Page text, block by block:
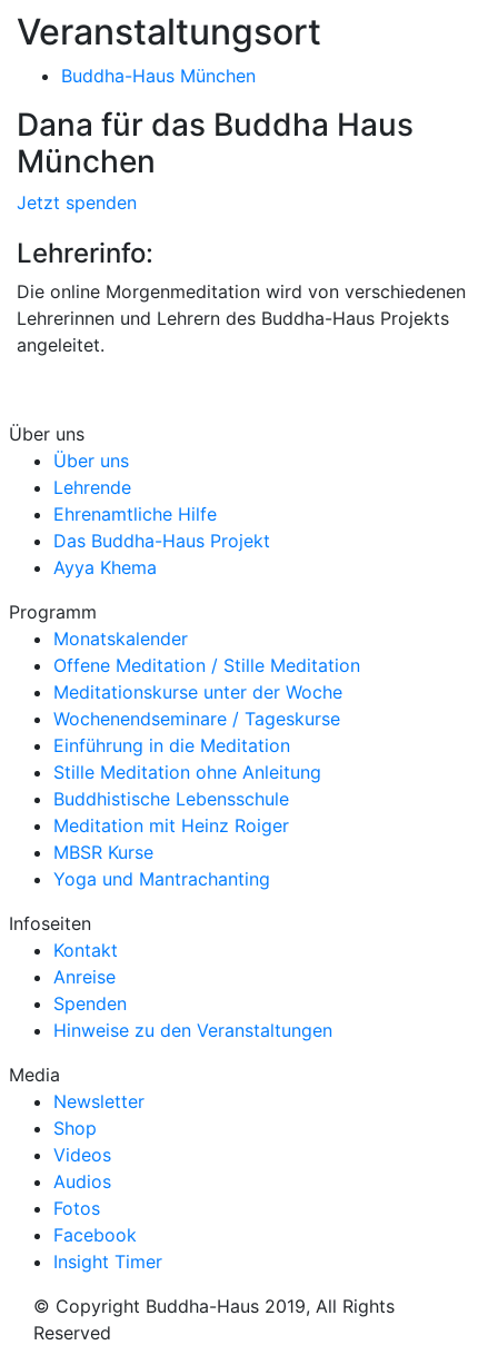
Veranstaltungsort
Buddha-Haus München
Dana für das Buddha Haus
München
Jetzt spenden
Lehrerinfo:
Die online Morgenmeditation wird von verschiedenen
Lehrerinnen und Lehrern des Buddha-Haus Projekts
angeleitet.
Über uns
Über uns
Lehrende
Ehrenamtliche Hilfe
Das Buddha-Haus Projekt
Ayya Khema
Programm
Monatskalender
Offene Meditation / Stille Meditation
Meditationskurse unter der Woche
Wochenendseminare / Tageskurse
Einführung in die Meditation
Stille Meditation ohne Anleitung
Buddhistische Lebensschule
Meditation mit Heinz Roiger
MBSR Kurse
Yoga und Mantrachanting
Infoseiten
Kontakt
Anreise
Spenden
Hinweise zu den Veranstaltungen
Media
Newsletter
Shop
Videos
Audios
Fotos
Facebook
Insight Timer
© Copyright Buddha-Haus 2019, All Rights
Reserved